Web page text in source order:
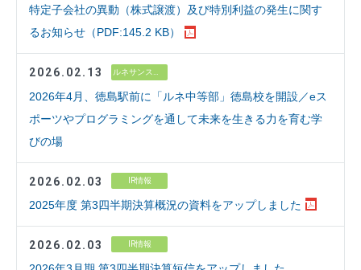
特定子会社の異動（株式譲渡）及び特別利益の発生に関す
るお知らせ（PDF:145.2 KB）
2026.02.13
2026年4月、徳島駅前に「ルネ中等部」徳島校を開設／eス
ポーツやプログラミングを通して未来を生きる力を育む学
びの場
2026.02.03 IR情報
2025年度 第3四半期決算概況の資料をアップしました
2026.02.03 IR情報